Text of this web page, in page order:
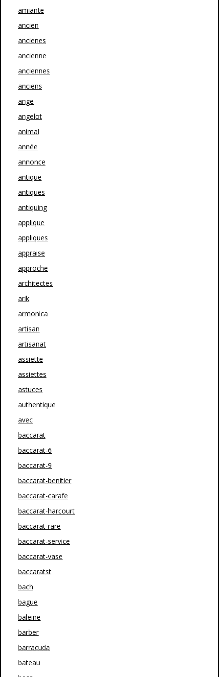
amiante
ancien
ancienes
ancienne
anciennes
anciens
ange
angelot
animal
année
annonce
antique
antiques
antiquing
applique
appliques
appraise
approche
architectes
arik
armonica
artisan
artisanat
assiette
assiettes
astuces
authentique
avec
baccarat
baccarat-6
baccarat-9
baccarat-benitier
baccarat-carafe
baccarat-harcourt
baccarat-rare
baccarat-service
baccarat-vase
baccaratst
bach
bague
baleine
barber
barracuda
bateau